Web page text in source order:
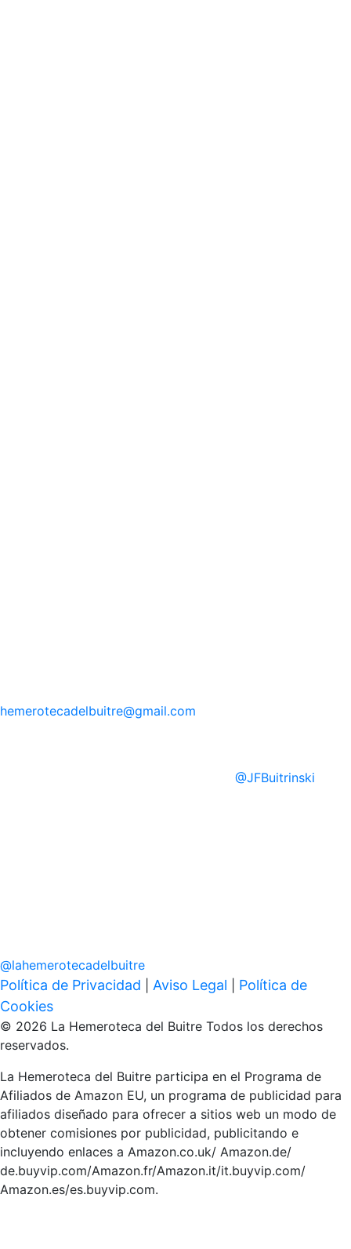
hemerotecadelbuitre@gmail.com
@JFBuitrinski
@lahemerotecadelbuitre
Política de Privacidad Aviso Legal
Política de
Cookies
© 2026 La Hemeroteca del Buitre Todos los derechos
reservados.
La Hemeroteca del Buitre participa en el Programa de
Afiliados de Amazon EU, un programa de publicidad para
afiliados diseñado para ofrecer a sitios web un modo de
obtener comisiones por publicidad, publicitando e
incluyendo enlaces a Amazon.co.uk/ Amazon.de/
de.buyvip.com/Amazon.fr/Amazon.it/it.buyvip.com/
Amazon.es/es.buyvip.com.